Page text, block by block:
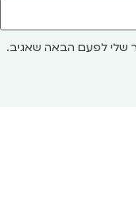
שלי לפעם הבאה שאגיב.